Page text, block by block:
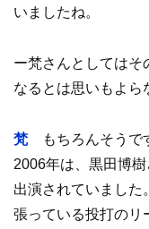
いましたね。
ー梵さんとしてはそ
なるとは思いもよら
梵もちろんそうで
2006年は、黒田博
出演されていました
張っている投打のリ